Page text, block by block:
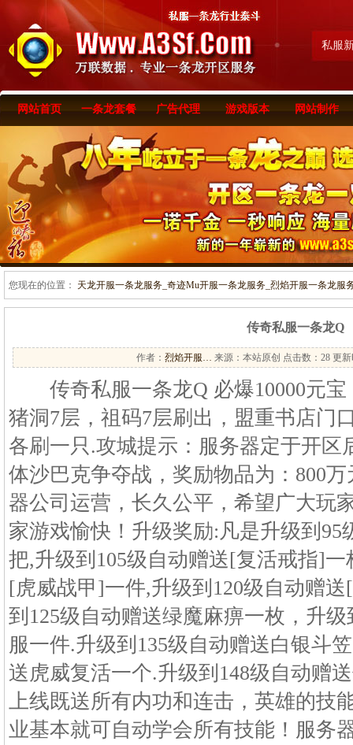
私服
网站首页 一条龙套餐 广告代理 游戏版本 网站制作
您现在的位置： 天龙开服一条龙服务_奇迹Mu开服一条龙服务_烈焰开服一条龙服
传奇私服一条龙Q
作者： 烈焰开服… 来源：本站原创 点击数： 28 更新
传奇私服一条龙Q 必爆10000元宝
猪洞7层，祖码7层刷出，盟重书店门
各刷一只.攻城提示：服务器定于开区
体沙巴克争夺战，奖励物品为：800
器公司运营，长久公平，希望广大玩
家游戏愉快！升级奖励:凡是升级到
把,升级到105级自动赠送[复活戒指]
[虎威战甲]一件,升级到120级自动赠
到125级自动赠送绿魔麻痹一枚，升
服一件.升级到135级自动赠送白银斗
送虎威复活一个.升级到148级自动赠
上线既送所有内功和连击，英雄的技
业基本就可自动学会所有技能！服务